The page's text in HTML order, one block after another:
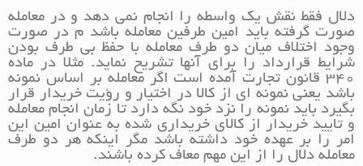
دلال فقط نقش یک واسطه را انجام نمی دهد و در معامله
صورت گرفته باید امین طرفین معامله باشد م در صورت
وجود اختلاف میان دو طرف معامله با حفظ بی طرف بودن
شرایط قرارداد را برای آنها تشریح نماید. مثلا در ماده
۳۴۰ قانون تجارت آمده است اگر معامله بر اساس نمونه
باشد یعنی نمونه ای از کالا در اختیار و رؤیت خریدار قرار
بگیرد باید نمونه را نزد خود نگه دارد تا زمان انجام معامله
و تایید خریدار از کالای خریداری شده به عنوان امین این
امر را بر عهده خود داشته باشد مگر اینکه هر دو طرف
معامله دلال را از این مهم معاف کرده باشند.